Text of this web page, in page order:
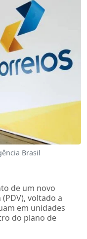
Brasil
de um novo
voltado a
em unidades
do plano de